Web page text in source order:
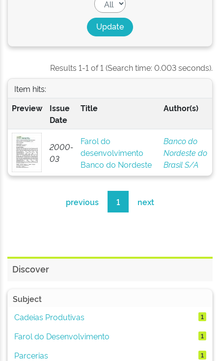
Results 1-1 of 1 (Search time: 0.003 seconds).
Item hits:
Preview
Issue
Date
Title Author(s)
2000-
03
Farol do
desenvolvimento
Banco do Nordeste
Banco do
Nordeste do
Brasil S/A
previous 1 next
Discover
Subject
Cadeias Produtivas
1
Farol do Desenvolvimento 1
Parcerias 1